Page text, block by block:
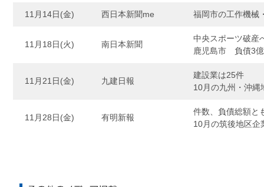
11月14日(金) 西日本新聞me 福岡市の工作機械
11月18日(火) 南日本新聞
中央スポーツ破産
鹿児島市 負債3
11月21日(金) 九建日報
建設業は25件
10月の九州・沖縄
11月28日(金) 有明新報
件数、負債総額と
10月の筑後地区企